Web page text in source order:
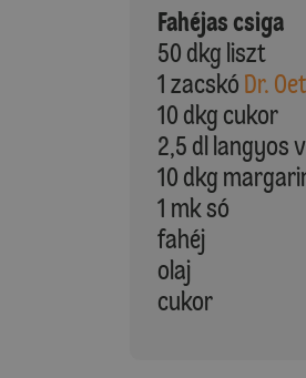
Fahéjas csiga
50 dkg liszt
1 zacskó Dr.
10 dkg cukor
2,5 dl langyos
10 dkg
1 mk só
fahéj
olaj
cukor